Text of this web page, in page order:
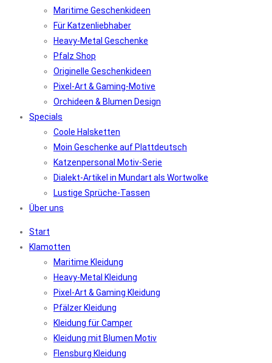
Maritime Geschenkideen
Für Katzenliebhaber
Heavy-Metal Geschenke
Pfalz Shop
Originelle Geschenkideen
Pixel-Art & Gaming-Motive
Orchideen & Blumen Design
Specials
Coole Halsketten
Moin Geschenke auf Plattdeutsch
Katzenpersonal Motiv-Serie
Dialekt-Artikel in Mundart als Wortwolke
Lustige Sprüche-Tassen
Über uns
Start
Klamotten
Maritime Kleidung
Heavy-Metal Kleidung
Pixel-Art & Gaming Kleidung
Pfälzer Kleidung
Kleidung für Camper
Kleidung mit Blumen Motiv
Flensburg Kleidung